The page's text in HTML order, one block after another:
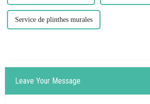
Service de plinthes murales
Leave Your Message